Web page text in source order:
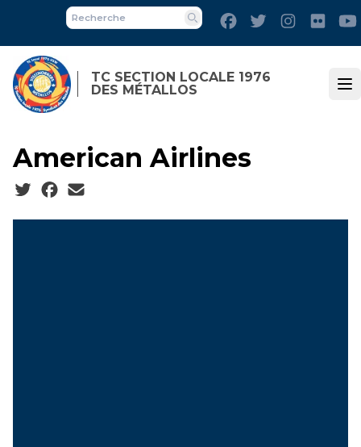
main
content
TC SECTION LOCALE 1976
DES MÉTALLOS
Recherche
Facebook
TwitterInstagram
American Airlines
Social share icons